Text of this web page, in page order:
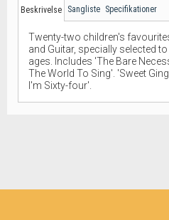
Beskrivelse Sangliste Specifikationer
Twenty-two children's
and Guitar, specially selected
ages. Includes 'The Bare
The World To Sing'. 'Sweet
I'm Sixty-four'.